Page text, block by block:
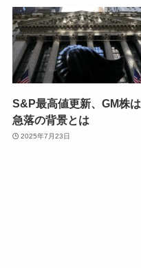
S&P最高値更新、GM株は
急落の背景とは
2025年7月23日